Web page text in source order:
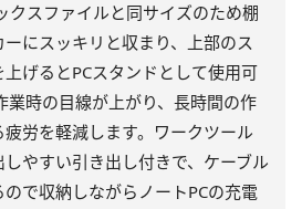
クスファイルと同サイズのため棚
ーにスッキリと収まり、上部のス
上げるとPCスタンドとして使用可
業時の目線が上がり、長時間の作
疲労を軽減します。ワークツール
しやすい引き出し付きで、ケーブル
ので収納しながらノートPCの充電